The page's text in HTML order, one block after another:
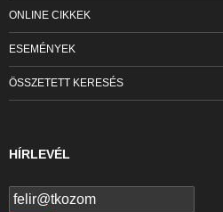
ONLINE CIKKEK
ESEMÉNYEK
ÖSSZETETT KERESÉS
HÍRLEVÉL